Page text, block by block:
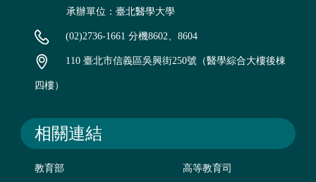
承辦單位：臺北醫學大學
(02)2736-1661 分機8602、8604
110 臺北市信義區吳興街250號（醫學綜合大樓後棟
四樓）
相關連結
教育部 高等教育司